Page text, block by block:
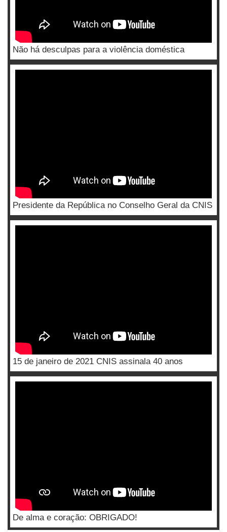
Não há desculpas para a violência doméstica
Presidente da República no Conselho Geral da CNIS
15 de janeiro de 2021 CNIS assinala 40 anos
De alma e coração: OBRIGADO!